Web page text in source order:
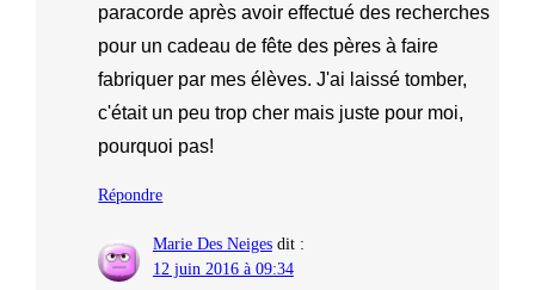
paracorde après avoir effectué des recherches
pour un cadeau de fête des pères à faire
fabriquer par mes élèves. J'ai laissé tomber,
c'était un peu trop cher mais juste pour moi,
pourquoi pas!
Répondre
Marie Des Neiges dit :
12 juin 2016 à 09:34